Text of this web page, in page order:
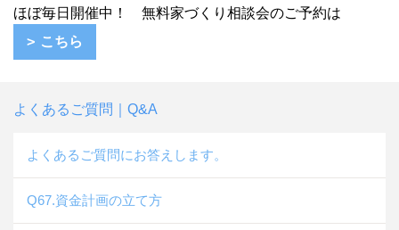
ほぼ毎日開催中！ 無料家づくり相談会のご予約は
こちら
よくあるご質問｜Q&A
よくあるご質問にお答えします。
Q67.資金計画の立て方